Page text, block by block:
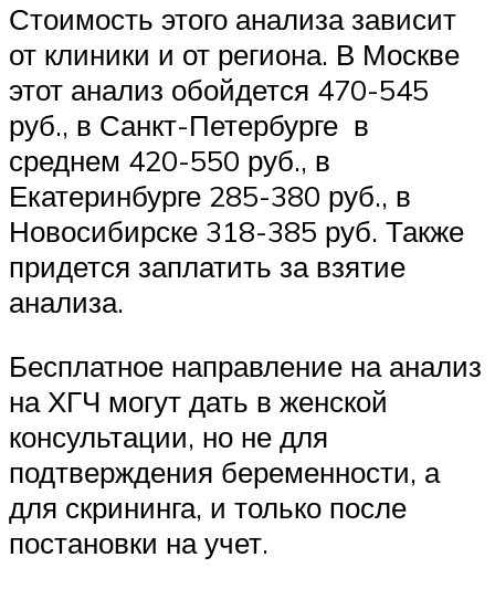
Стоимость этого анализа зависит
от клиники и от региона. В Москве
этот анализ обойдется 470-545
руб., в Санкт-Петербурге в
среднем 420-550 руб., в
Екатеринбурге 285-380 руб., в
Новосибирске 318-385 руб. Также
придется заплатить за взятие
анализа.
Бесплатное направление на анализ
на ХГЧ могут дать в женской
консультации, но не для
подтверждения беременности, а
для скрининга, и только после
постановки на учет.